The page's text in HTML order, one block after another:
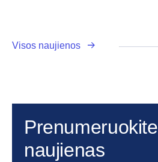
Visos naujienos
Prenumeruokite
naujienas